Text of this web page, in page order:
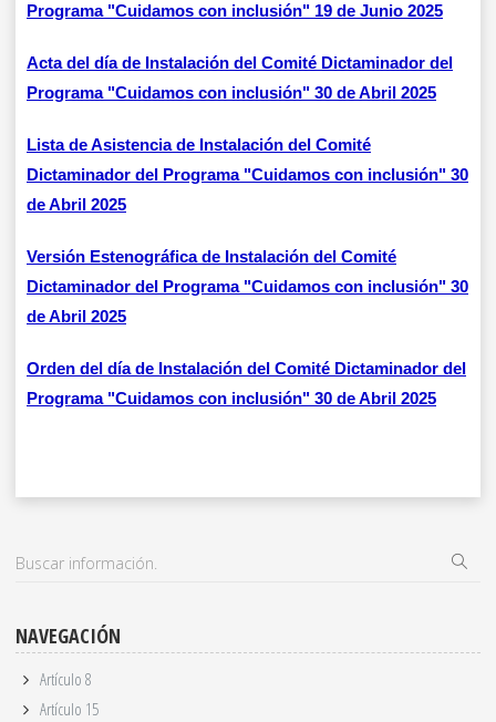
Programa "Cuidamos con inclusión" 19 de Junio 2025
Acta del día de Instalación del Comité Dictaminador del
Programa "Cuidamos con inclusión" 30 de Abril 2025
Lista de Asistencia de Instalación del Comité
Dictaminador del Programa "Cuidamos con inclusión" 30
de Abril 2025
Versión Estenográfica de Instalación del Comité
Dictaminador del Programa "Cuidamos con inclusión" 30
de Abril 2025
Orden del día de Instalación del Comité Dictaminador del
Programa "Cuidamos con inclusión" 30 de Abril 2025
NAVEGACIÓN
Artículo 8
Artículo 15